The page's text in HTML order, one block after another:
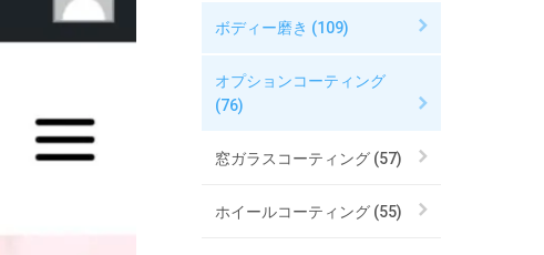
ボディー磨き (109)
オプションコーティング
(76)
窓ガラスコーティング (57)
ホイールコーティング (55)